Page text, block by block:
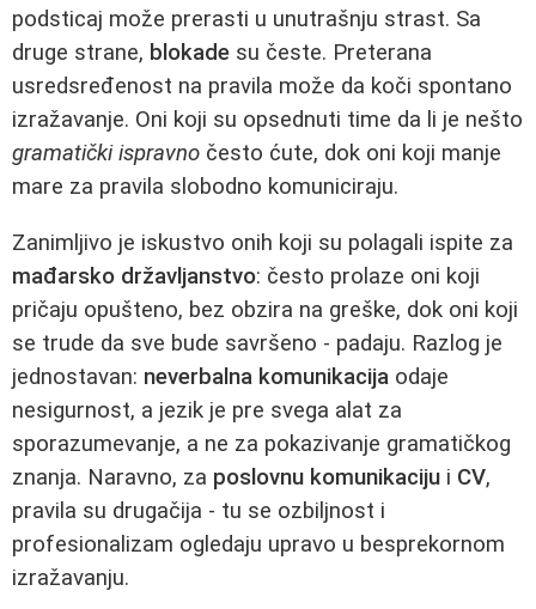
podsticaj može prerasti u unutrašnju strast. Sa
druge strane, blokade su česte. Preterana
usredsređenost na pravila može da koči spontano
izražavanje. Oni koji su opsednuti time da li je nešto
gramatički ispravno često ćute, dok oni koji manje
mare za pravila slobodno komuniciraju.
Zanimljivo je iskustvo onih koji su polagali ispite za
mađarsko državljanstvo: često prolaze oni koji
pričaju opušteno, bez obzira na greške, dok oni koji
se trude da sve bude savršeno - padaju. Razlog je
jednostavan: neverbalna komunikacija odaje
nesigurnost, a jezik je pre svega alat za
sporazumevanje, a ne za pokazivanje gramatičkog
znanja. Naravno, za poslovnu komunikaciju i CV,
pravila su drugačija - tu se ozbiljnost i
profesionalizam ogledaju upravo u besprekornom
izražavanju.